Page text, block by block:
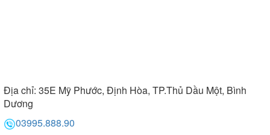
Địa chỉ: 35E Mỹ Phước, Định Hòa, TP.Thủ Dầu Một, Bình
Dương
03995.888.90